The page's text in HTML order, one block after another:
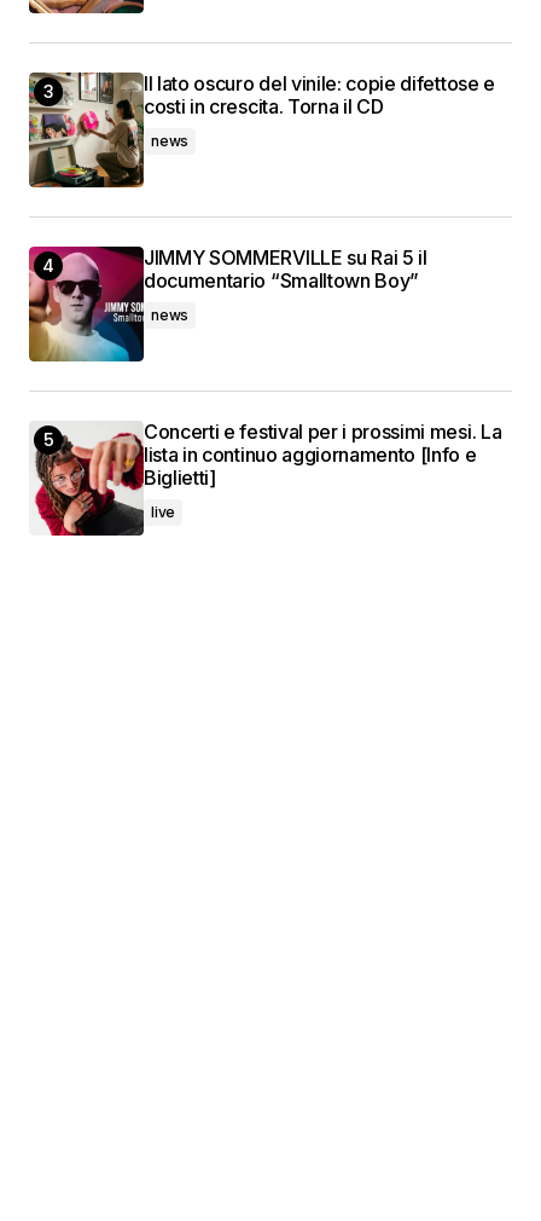
Il lato oscuro del vinile: copie difettose e
costi in crescita. Torna il CD
news
JIMMY SOMMERVILLE su Rai 5 il
documentario “Smalltown Boy”
news
Concerti e festival per i prossimi mesi. La
lista in continuo aggiornamento [Info e
Biglietti]
live